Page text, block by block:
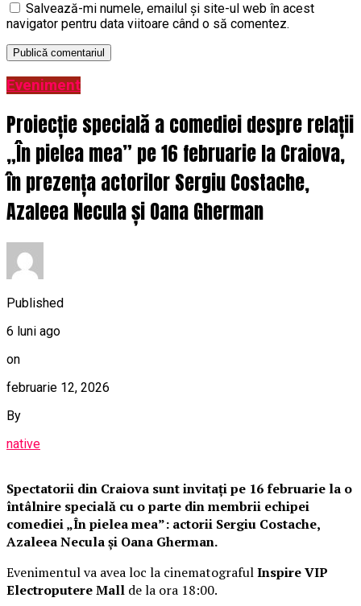
Salvează-mi numele, emailul și site-ul web în acest
navigator pentru data viitoare când o să comentez.
Eveniment
Proiecție specială a comediei despre relații
„În pielea mea” pe 16 februarie la Craiova,
în prezența actorilor Sergiu Costache,
Azaleea Necula și Oana Gherman
Published
6 luni ago
on
februarie 12, 2026
By
native
Spectatorii din Craiova sunt invitați pe 16 februarie la o
întâlnire specială cu o parte din membrii echipei
comediei „În pielea mea”: actorii Sergiu Costache,
Azaleea Necula și Oana Gherman.
Evenimentul va avea loc la cinematografulInspire VIP
Electroputere Mall de la ora 18:00.